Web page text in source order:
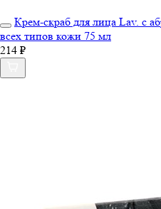
Крем-скраб для лица Lav. с
всех типов кожи 75 мл
214 ₽